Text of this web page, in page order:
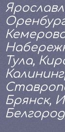
Тула,
Брянск,